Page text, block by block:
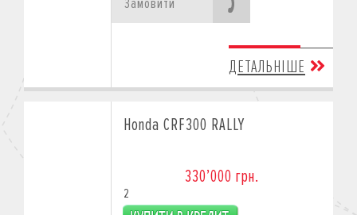
ДЕТАЛЬНІШЕ
Honda CRF300 RALLY
330’000 грн.
2